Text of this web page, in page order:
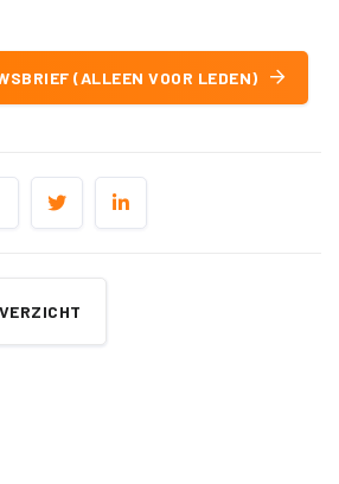
(ALLEEN VOOR LEDEN)